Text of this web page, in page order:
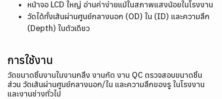
หน้าจอ LCD ใหญ่ อ่านค่าง่ายแม้ในสภาพแสงน้อยในโรงงาน
วัดได้ทั้งเส้นผ่านศูนย์กลางนอก (OD) ใน (ID) และความลึก
(Depth) ในตัวเดียว
การใช้งาน
วัดขนาดชิ้นงานในงานกลึง งานกัด งาน QC ตรวจสอบขนาดชิ้น
ส่วน วัดเส้นผ่านศูนย์กลางนอก/ใน และความลึกของรู ในโรงงาน
และงานช่างทั่วไป